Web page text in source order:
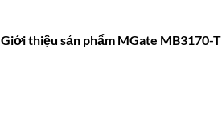
Giới thiệu sản phẩm MGate MB3170-T